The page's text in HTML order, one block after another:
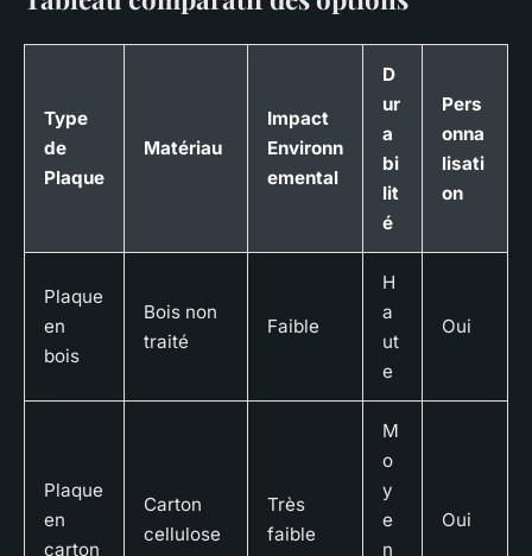
Type
de
Plaque
Matériau
Impact
Environn
emental
D
ur
a
bi
lit
é
Pers
onna
lisati
on
Plaque
en
bois
Bois non
traité
Faible
H
a
ut
e
Oui
Plaque
en
carton
Carton
cellulose
Très
faible
M
o
y
e
n
Oui